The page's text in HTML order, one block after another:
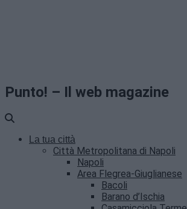
Punto! – Il web magazine
La tua città
Città Metropolitana di Napoli
Napoli
Area Flegrea-Giuglianese
Bacoli
Barano d’Ischia